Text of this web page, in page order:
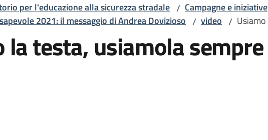
per l'educazione alla sicurezza stradale / Campagne e iniziative
2021: il messaggio di Andrea Dovizioso / video /
la testa, usiamola sempre